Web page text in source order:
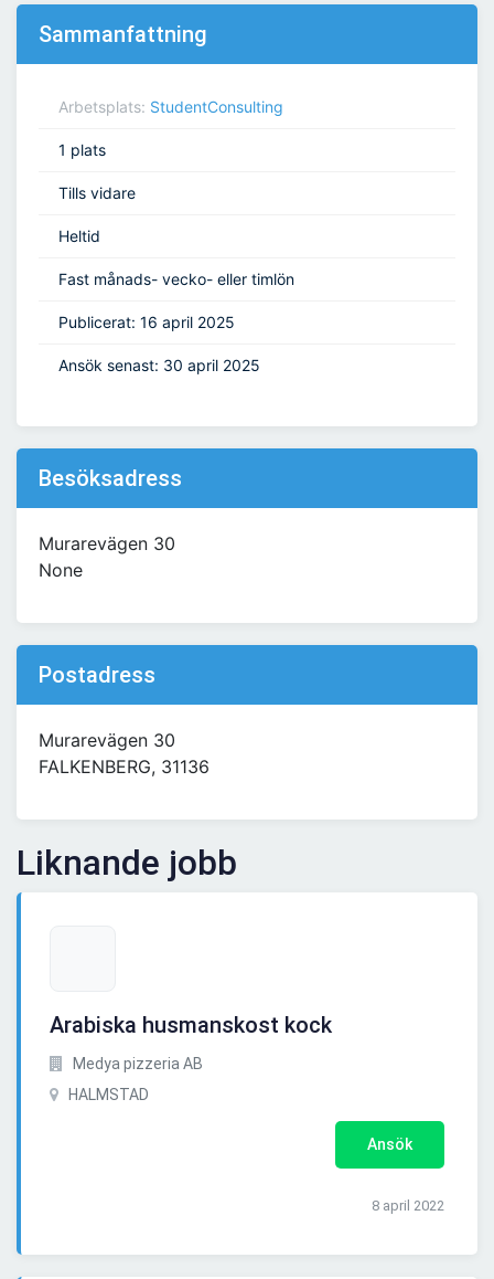
Sammanfattning
Arbetsplats: StudentConsulting
1 plats
Tills vidare
Heltid
Fast månads- vecko- eller timlön
Publicerat: 16 april 2025
Ansök senast: 30 april 2025
Besöksadress
Murarevägen 30
None
Postadress
Murarevägen 30
FALKENBERG, 31136
Liknande jobb
Arabiska husmanskost kock
Medya pizzeria AB
HALMSTAD
Ansök
8 april 2022